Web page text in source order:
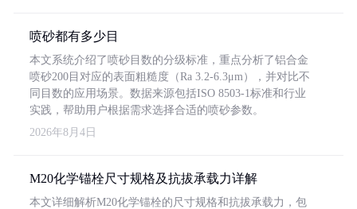
喷砂都有多少目
本文系统介绍了喷砂目数的分级标准，重点分析了铝合金
喷砂200目对应的表面粗糙度（Ra 3.2-6.3μm），并对比不
同目数的应用场景。数据来源包括ISO 8503-1标准和行业
实践，帮助用户根据需求选择合适的喷砂参数。
2026年8月4日
M20化学锚栓尺寸规格及抗拔承载力详解
本文详细解析M20化学锚栓的尺寸规格和抗拔承载力，包